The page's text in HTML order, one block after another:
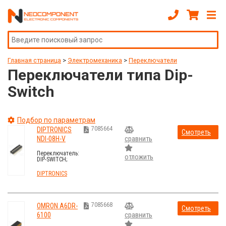
Главная страница > Электромеханика > Переключатели
Переключатели типа Dip-
Switch
Подбор по параметрам
DIPTRONICS
NDI-08H-V
Переключатель:
DIP-SWITCH;
секций:8; ON-
OFF; 0,1A/24ВDC
DIPTRONICS
7085664
сравнить
отложить
Смотреть
стоимость
OMRON A6DR-
6100
7085668
сравнить
Смотреть
стоимость